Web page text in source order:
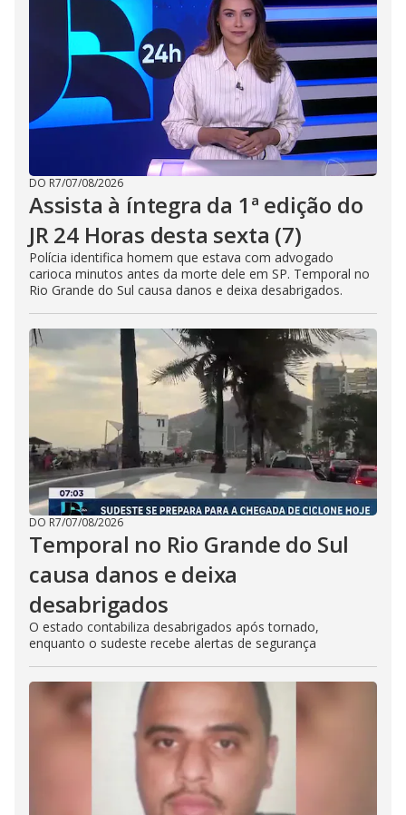
DO R7/07/08/2026
Assista à íntegra da 1ª edição do
JR 24 Horas desta sexta (7)
Polícia identifica homem que estava com advogado
carioca minutos antes da morte dele em SP. Temporal no
Rio Grande do Sul causa danos e deixa desabrigados.
DO R7/07/08/2026
Temporal no Rio Grande do Sul
causa danos e deixa
desabrigados
O estado contabiliza desabrigados após tornado,
enquanto o sudeste recebe alertas de segurança